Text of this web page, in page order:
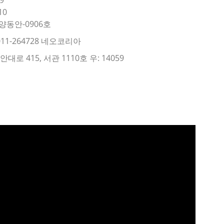
동안-0906호
264728 네오코리아
대로 415, 서관 1110호 우: 14059